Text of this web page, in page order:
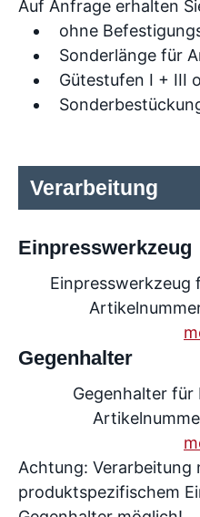
Auf Anfrage erhalten
ohne
Sonderlänge für
Gütestufen I + III
Verarbeitung
Einpresswerkzeug
Einpresswerkzeug
Gegenhalter
Gegenhalter für
Achtung: Verarbeitung
produktspezifischem